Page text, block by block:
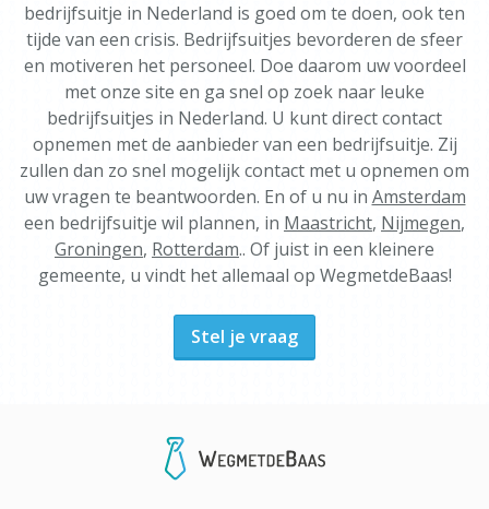
bedrijfsuitje in Nederland is goed om te doen, ook ten
tijde van een crisis. Bedrijfsuitjes bevorderen de sfeer
en motiveren het personeel. Doe daarom uw voordeel
met onze site en ga snel op zoek naar leuke
bedrijfsuitjes in Nederland. U kunt direct contact
opnemen met de aanbieder van een bedrijfsuitje. Zij
zullen dan zo snel mogelijk contact met u opnemen om
uw vragen te beantwoorden. En of u nu in Amsterdam
een bedrijfsuitje wil plannen, in Maastricht, Nijmegen,
Groningen, Rotterdam.. Of juist in een kleinere
gemeente, u vindt het allemaal op WegmetdeBaas!
Stel je vraag